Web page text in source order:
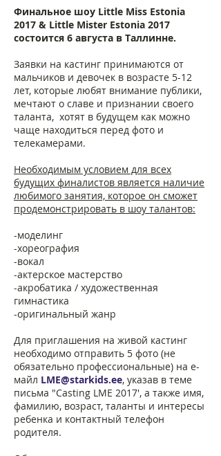
Финальное шоу Little Miss Estonia
2017 & Little Mister Estonia 2017
состоится 6 августа в Таллинне.
Заявки на кастинг принимаются от
мальчиков и девочек в возрасте 5-12
лет, которые любят внимание публики,
мечтают о славе и признании своего
таланта, хотят в будущем как можно
чаще находиться перед фото и
телекамерами.
Необходимым условием для всех
будущих финалистов является наличие
любимого занятия, которое он сможет
продемонстрировать в шоу талантов:
-моделинг
-хореография
-вокал
-актерское мастерство
-акробатика / художественная
гимнастика
-оригинальный жанр
Для приглашения на живой кастинг
необходимо отправить 5 фото (не
обязательно профессиональные) на е-
майл LME@starkids.ee, указав в теме
письма "Casting LME 2017', а также имя,
фамилию, возраст, таланты и интересы
ребенка и контактный телефон
родителя.